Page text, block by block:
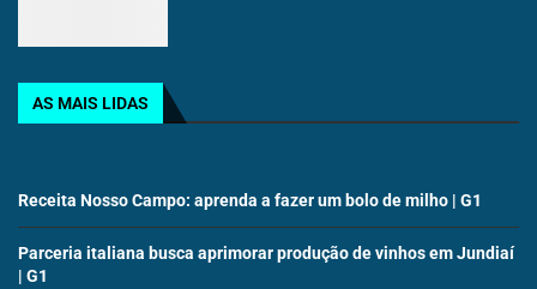
AS MAIS LIDAS
Receita Nosso Campo: aprenda a fazer um bolo de milho | G1
Parceria italiana busca aprimorar produção de vinhos em Jundiaí
| G1